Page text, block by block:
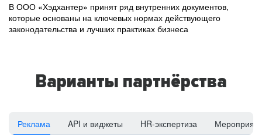
В ООО «Хэдхантер» принят ряд внутренних документов,
которые основаны на ключевых нормах действующего
законодательства и лучших практиках бизнеса
Варианты партнёрства
Реклама API и виджеты HR-экспертиза